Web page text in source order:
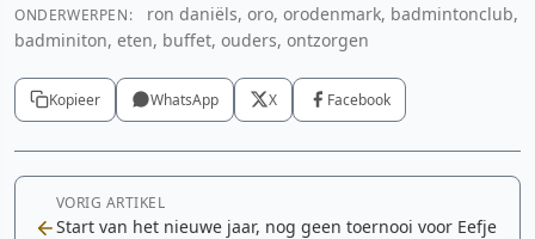
ONDERWERPEN:
ron daniëls, oro, orodenmark, badmintonclub,
badminiton, eten, buffet, ouders, ontzorgen
Kopieer WhatsApp X Facebook
VORIG ARTIKEL
Start van het nieuwe jaar, nog geen toernooi voor Eefje